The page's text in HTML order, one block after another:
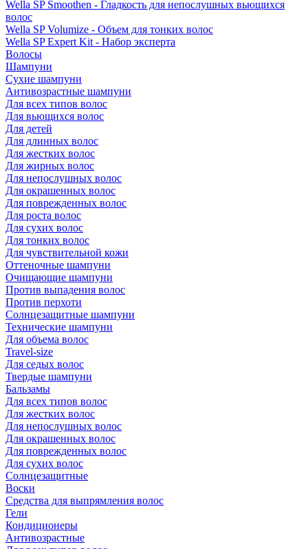
Wella SP Smoothen - Гладкость для непослушных вьющихся
волос
Wella SP Volumize - Объем для тонких волос
Wella SP Expert Kit - Набор эксперта
Волосы
Шампуни
Сухие шампуни
Антивозрастные шампуни
Для всех типов волос
Для вьющихся волос
Для детей
Для длинных волос
Для жестких волос
Для жирных волос
Для непослушных волос
Для окрашенных волос
Для поврежденных волос
Для роста волос
Для сухих волос
Для тонких волос
Для чувствительной кожи
Оттеночные шампуни
Очищающие шампуни
Против выпадения волос
Против перхоти
Солнцезащитные шампуни
Технические шампуни
Для объема волос
Travel-size
Для седых волос
Твердые шампуни
Бальзамы
Для всех типов волос
Для жестких волос
Для непослушных волос
Для окрашенных волос
Для поврежденных волос
Для сухих волос
Солнцезащитные
Воски
Средства для выпрямления волос
Гели
Кондиционеры
Антивозрастные